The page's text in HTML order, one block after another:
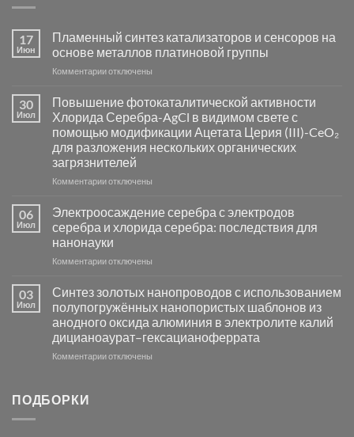
17
Июн
Пламенный синтез катализаторов и сенсоров на
основе металлов платиновой группы
Комментариик
Пламенный
синтез
катализаторов
и
сенсоров
на
основе
группы
отключены
30
Июл
Повышение фотокаталитической активности
Хлорида Серебра-AgCl в видимом свете с
помощью модификации Ацетата Церия (III)-CeO₂
для разложения нескольких органических
загрязнителей
Комментариик
фотокаталитической
активности
Хлорида
Серебра-
в
видимом
свете
с
помощью
модификации
отключены
06
Июл
Электроосаждение серебра с электродов
серебра и хлорида серебра: последствия для
нанонауки
Комментариик
серебра
с
электродов
серебра
и
отключены
03
Июл
Синтез золотых нанопроводов с использованием
полупогружённых нанопористых шаблонов из
анодного оксида алюминия в электролите калий
дицианоаурат–гексацианоферрата
Комментариикотключены
ПОДБОРКИ